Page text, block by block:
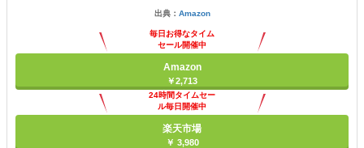
出典： Amazon
毎日お得なタイム
セール開催中
Amazon
￥2,713
24時間タイムセー
ル毎日開催中
楽天市場
￥ 3,980